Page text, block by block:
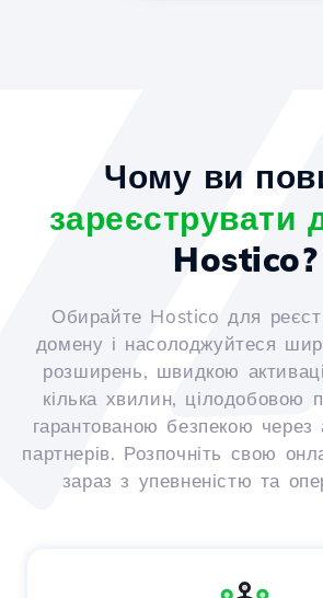
Чому ви
зареєструвати
Hostico?
Обирайте Hostico для
домену і насолоджуйтеся
розширень, швидкою
кілька хвилин, цілодобовою
гарантованою безпекою через
партнерів. Розпочніть свою
зараз з упевненістю та